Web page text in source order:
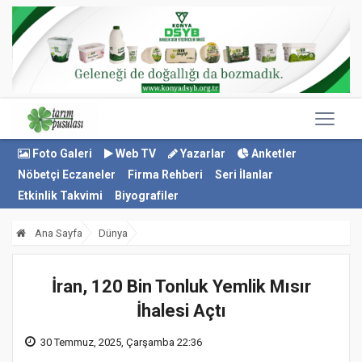
Foto Galeri Web TV Yazarlar
Anketler
Nöbetçi Eczaneler
Firma Rehberi
Seri İlanlar
Etkinlik Takvimi
Biyografiler
Ana Sayfa Dünya
İran, 120 Bin Tonluk Yemlik Mısır
İhalesi Açtı
30 Temmuz, 2025, Çarşamba 22:36